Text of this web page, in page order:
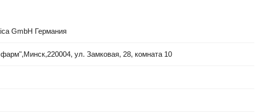
GmbH Германия
ул. Замковая, 28, комната 10